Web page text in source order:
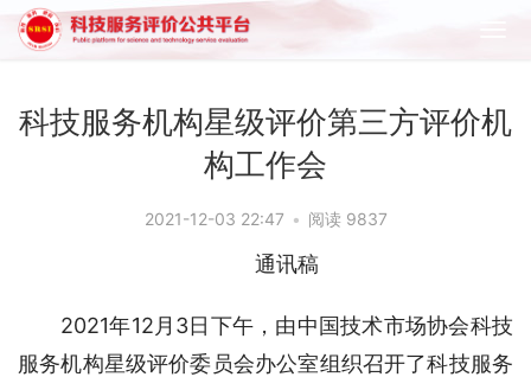
科技服务机构星级评价第三方评价机
构工作会
2021-12-03 22:47 • 阅读 9837
通讯稿
2021年12月3日下午，由中国技术市场协会科技
服务机构星级评价委员会办公室组织召开了科技服务